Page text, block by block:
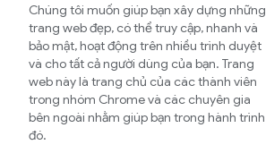
Chúng tôi muốn giúp bạn xây dựng những
trang web đẹp, có thể truy cập, nhanh và
bảo mật, hoạt động trên nhiều trình duyệt
và cho tất cả người dùng của bạn. Trang
web này là trang chủ của các thành viên
trong nhóm Chrome và các chuyên gia
bên ngoài nhằm giúp bạn trong hành trình
đó.